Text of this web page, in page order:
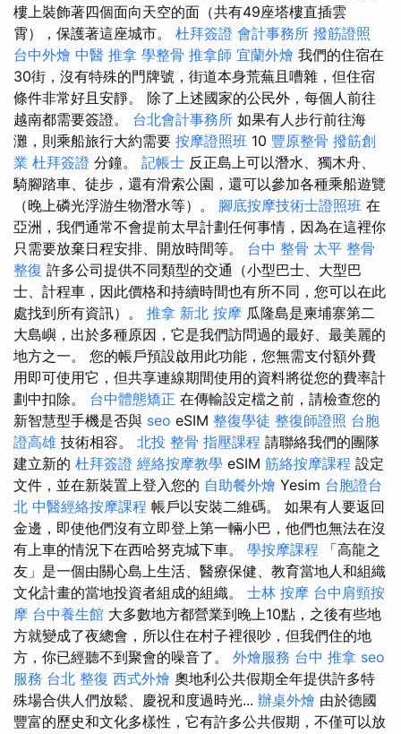
樓上裝飾著四個面向天空的面（共有49座塔樓直插雲
霄），保護著這座城市。 杜拜簽證 會計事務所 撥筋證照
台中外燴 中醫 推拿 學整骨 推拿師 宜蘭外燴 我們的住宿在
30街，沒有特殊的門牌號，街道本身荒蕪且嘈雜，但住宿
條件非常好且安靜。 除了上述國家的公民外，每個人前往
越南都需要簽證。 台北會計事務所 如果有人步行前往海
灘，則乘船旅行大約需要 按摩證照班 10 豐原整骨 撥筋創
業 杜拜簽證 分鐘。 記帳士 反正島上可以潛水、獨木舟、
騎腳踏車、徒步，還有滑索公園，還可以參加各種乘船遊覽
（晚上磷光浮游生物潛水等）。 腳底按摩技術士證照班 在
亞洲，我們通常不會提前太早計劃任何事情，因為在這裡你
只需要放棄日程安排、開放時間等。 台中 整骨 太平 整骨
整復 許多公司提供不同類型的交通（小型巴士、大型巴
士、計程車，因此價格和持續時間也有所不同，您可以在此
處找到所有資訊）。 推拿 新北 按摩 瓜隆島是柬埔寨第二
大島嶼，出於多種原因，它是我們訪問過的最好、最美麗的
地方之一。 您的帳戶預設啟用此功能，您無需支付額外費
用即可使用它，但共享連線期間使用的資料將從您的費率計
劃中扣除。 台中體態矯正 在傳輸設定檔之前，請檢查您的
新智慧型手機是否與 seo eSIM 整復學徒 整復師證照 台胞
證高雄 技術相容。 北投 整骨 指壓課程 請聯絡我們的團隊
建立新的 杜拜簽證 經絡按摩教學 eSIM 筋絡按摩課程 設定
文件，並在新裝置上登入您的 自助餐外燴 Yesim 台胞證台
北 中醫經絡按摩課程 帳戶以安裝二維碼。 如果有人要返回
金邊，即使他們沒有立即登上第一輛小巴，他們也無法在沒
有上車的情況下在西哈努克城下車。 學按摩課程 「高龍之
友」是一個由關心島上生活、醫療保健、教育當地人和組織
文化計畫的當地投資者組成的組織。 士林 按摩 台中肩頸按
摩 台中養生館 大多數地方都營業到晚上10點，之後有些地
方就變成了夜總會，所以住在村子裡很吵，但我們住的地
方，你已經聽不到聚會的噪音了。 外燴服務 台中 推拿 seo
服務 台北 整復 西式外燴 奧地利公共假期全年提供許多特
殊場合供人們放鬆、慶祝和度過時光... 辦桌外燴 由於德國
豐富的歷史和文化多樣性，它有許多公共假期，不僅可以放